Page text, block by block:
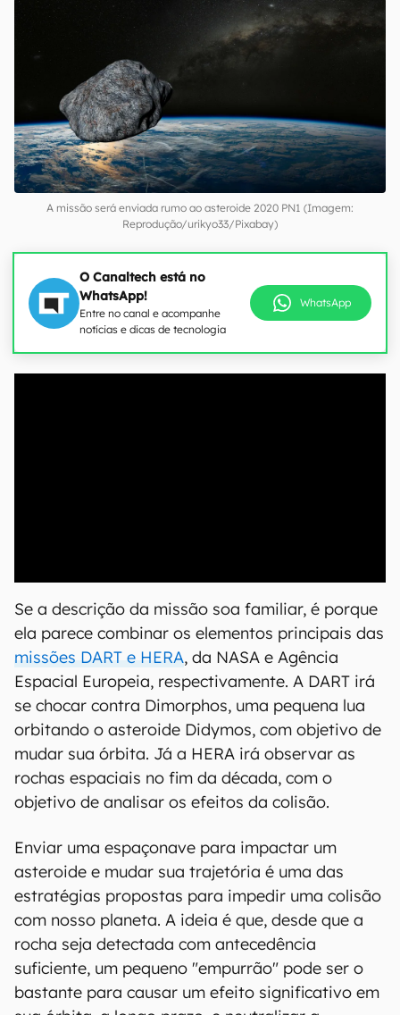
A missão será enviada rumo ao asteroide 2020 PN1 (Imagem:
Reprodução/urikyo33/Pixabay)
O Canaltech está no
WhatsApp!
Entre no canal e acompanhe
notícias e dicas de tecnologia
WhatsApp
Se a descrição da missão soa familiar, é porque
ela parece combinar os elementos principais das
missões DART e HERA, da NASA e Agência
Espacial Europeia, respectivamente. A DART irá
se chocar contra Dimorphos, uma pequena lua
orbitando o asteroide Didymos, com objetivo de
mudar sua órbita. Já a HERA irá observar as
rochas espaciais no fim da década, com o
objetivo de analisar os efeitos da colisão.
Enviar uma espaçonave para impactar um
asteroide e mudar sua trajetória é uma das
estratégias propostas para impedir uma colisão
com nosso planeta. A ideia é que, desde que a
rocha seja detectada com antecedência
suficiente, um pequeno "empurrão" pode ser o
bastante para causar um efeito significativo em